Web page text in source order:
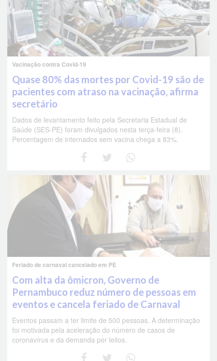
Vacinação contra Covid-19
Quase 80% das mortes por Covid-19 são de
pacientes com atraso na vacinação, afirma
secretário
Dados de levantamento feito pela Secretaria Estadual de
Saúde (SES-PE) foram divulgados nesta terça-feira (8).
Percentagem de internados sem vacina chega a 83%.
Feriado de carnaval cancelado em PE
Com alta da ômicron, Governo de
Pernambuco reduz número de pessoas em
eventos e cancela feriado de Carnaval
Eventos passam a ter limite de 500 pessoas. A determinação
foi motivada pela aceleração do número de casos de
coronavírus e da demanda por leitos.